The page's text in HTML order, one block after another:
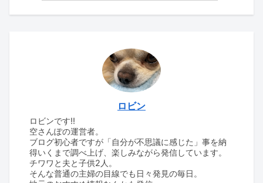
ロビン
ロビンです‼
空さんぽの運営者。
ブログ初心者ですが「自分が不思議に感じた」事を納
得いくまで調べ上げ、楽しみながら発信しています。
チワワと夫と子供2人。
そんな普通の主婦の目線でも日々発見の毎日。